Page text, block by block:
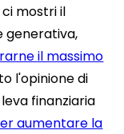
mostri il
generativa,
il massimo
l'opinione di
finanziaria
aumentare la